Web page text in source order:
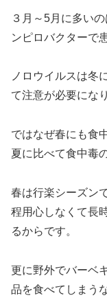
３月～5月に多い
ンピロバクターで
ノロウイルスは冬
て注意が必要にな
ではなぜ春にも食
夏に比べて食中毒
春は行楽シーズン
程用心しなくて長
るからです。
更に野外でバーベ
品を食べてしまう